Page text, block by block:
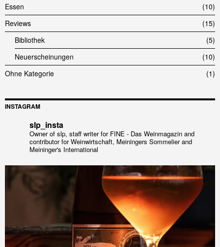
Essen
10
Reviews
15
Bibliothek
5
Neuerscheinungen
10
Ohne Kategorie
1
INSTAGRAM
slp_insta
Owner of slp, staff writer for FINE - Das Weinmagazin and
contributor for Weinwirtschaft, Meiningers Sommelier and
Meininger's International